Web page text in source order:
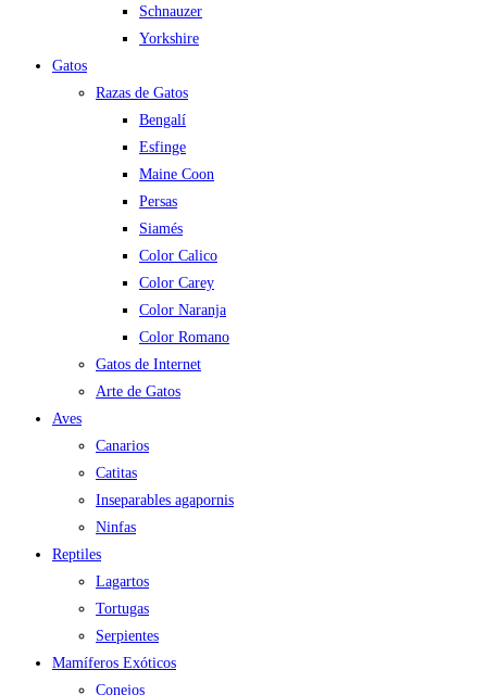
Schnauzer
Yorkshire
Gatos
Razas de Gatos
Bengalí
Esfinge
Maine Coon
Persas
Siamés
Color Calico
Color Carey
Color Naranja
Color Romano
Gatos de Internet
Arte de Gatos
Aves
Canarios
Catitas
Inseparables agapornis
Ninfas
Reptiles
Lagartos
Tortugas
Serpientes
Mamíferos Exóticos
Conejos